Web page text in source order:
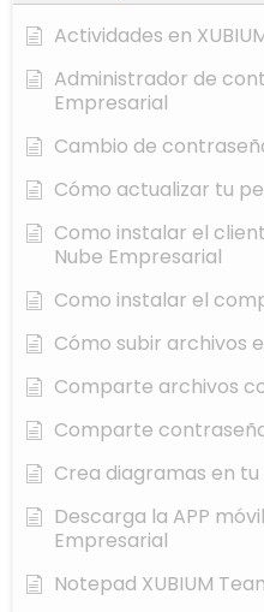
Actividades en
Administrador de
Empresarial
Cambio de
Cómo actualizar tu
Como instalar el
Nube Empresarial
Como instalar el
Cómo subir archivos
Comparte archivos
Comparte
Crea diagramas en
Descarga la APP
Empresarial
Notepad XUBIUM